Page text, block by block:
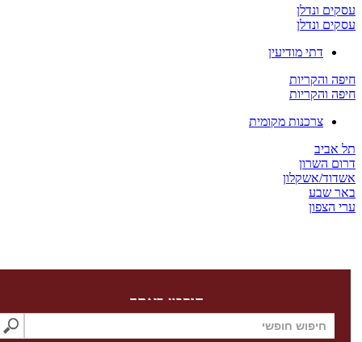
ונדלן
ונדלן
דתי מודיעין
צרכנות מקומית
אשקלון
חיפוש באתר